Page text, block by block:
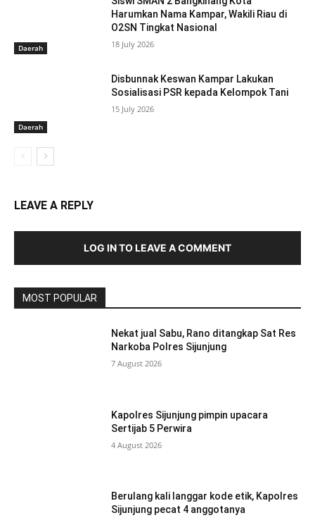
Daerah
Harumkan Nama Kampar, Wakili Riau di
O2SN Tingkat Nasional
18 July 2026
Daerah
Disbunnak Keswan Kampar Lakukan
Sosialisasi PSR kepada Kelompok Tani
15 July 2026
LEAVE A REPLY
LOG IN TO LEAVE A COMMENT
MOST POPULAR
Nekat jual Sabu, Rano ditangkap Sat Res
Narkoba Polres Sijunjung
7 August 2026
Kapolres Sijunjung pimpin upacara
Sertijab 5 Perwira
4 August 2026
Berulang kali langgar kode etik, Kapolres
Sijunjung pecat 4 anggotanya